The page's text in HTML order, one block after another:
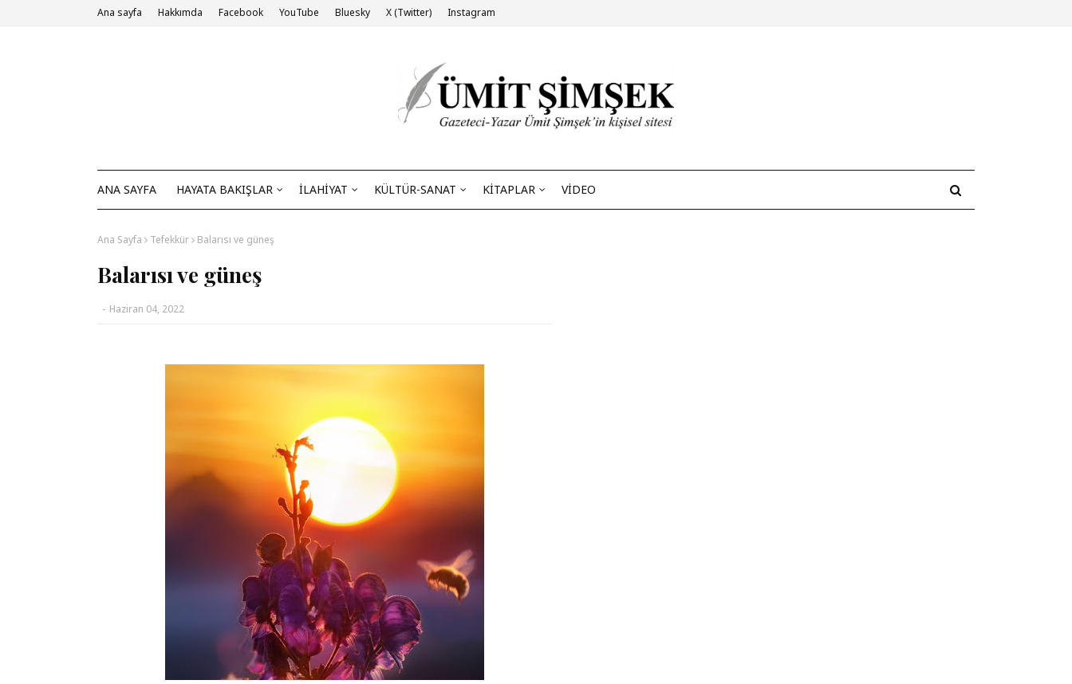
Ana sayfa Hakkımda Facebook YouTube Bluesky X (Twitter) Instagram
ANA SAYFA HAYATA BAKIŞLAR İLAHİYAT KÜLTÜR-SANAT KİTAPLAR VİDEO
Ana Sayfa Tefekkür Balarısı ve güneş
Balarısı ve güneş
- Haziran 04, 2022